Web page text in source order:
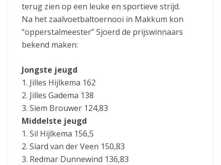
terug zien op een leuke en sportieve strijd.
Na het zaalvoetbaltoernooi in Makkum kon
“opperstalmeester” Sjoerd de prijswinnaars
bekend maken:
Jongste jeugd
1. Jilles Hijlkema 162
2. Jilles Gadema 138
3. Siem Brouwer 124,83
Middelste jeugd
1. Sil Hijlkema 156,5
2. Siard van der Veen 150,83
3. Redmar Dunnewind 136,83